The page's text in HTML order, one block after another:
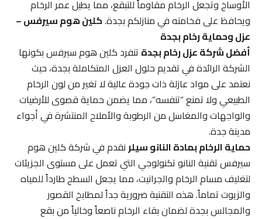
الأوساخ وتجعل الرخام مقاوماً للتبقع، مما يطيل عمر الرخام
ويحافظ على فخامته في منازلكم بجدة.كلين هوم سيرفس –
عزل وحماية رخام بجدة
أفضل شركة عزل رخام بجدةتنفرد كلين هوم سيرفس بكونها
الشركة الرائدة في تقديم حلول العزل المتكاملة بجدة، حيث
نعتمد على مواد عازلة ذات جودة عالية لا تغير من لون الرخام
الطبيعي ولا تمنع “تنفسه”، مما يضمن حماية قصوى للأرضيات
والواجهات والمغاسل من الرطوبة والأملاح المنتشرة في أجواء
مدينة جدة.
حماية الرخام بمادة النانو سيلرنقدم في شركة كلين هوم
سيرفس تقنية النانو تكنولوجي التي تعمل على مستوى الجزيئات
لتغليف مسام الرخام والجرانيت، مما يجعل السطح طارداً للمياه
والزيوت تماماً. هذه التقنية ضرورية جداً لمطابخ القصور
والمجالس بجدة لضمان بقاء الرخام ناصعاً وخالياً من بقع